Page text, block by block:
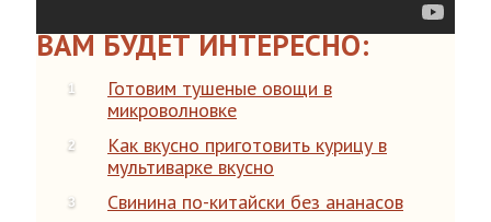
ВАМ БУДЕТ ИНТЕРЕСНО:
Готовим тушеные овощи в
микроволновке
Как вкусно приготовить курицу в
мультиварке вкусно
Свинина по-китайски без ананасов